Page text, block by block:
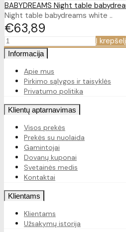
BABYDREAMS Night table
Night table babydreams white ..
€63 89
Į krepšelį
Informacija
Apie mus
Pirkimo sąlygos ir taisyklės
Privatumo politika
Klientų aptarnavimas
Visos prekės
Prekės su nuolaida
Gamintojai
Dovanų kuponai
Svetainės medis
Kontaktai
Klientams
Klientams
Užsakymų istorija